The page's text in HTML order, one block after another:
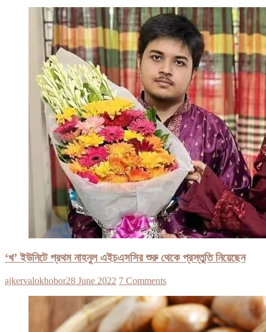
‘খ’ ইউনিটে প্রথম নাহনুল এইচএসসির শুরু থেকে প্রস্তুতি নিয়েছেন
ajkervalokhobor28 June 2022 7 Comments